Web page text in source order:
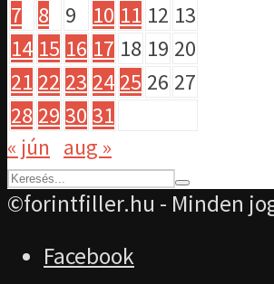
7
8 9 10 11 12 13
14 15 16 17 18 19 20
21 22 23 24 25 26 27
28 29 30 31
« jún aug »
©forintfiller.hu - Minden
Facebook